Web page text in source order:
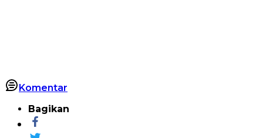
Komentar
Bagikan